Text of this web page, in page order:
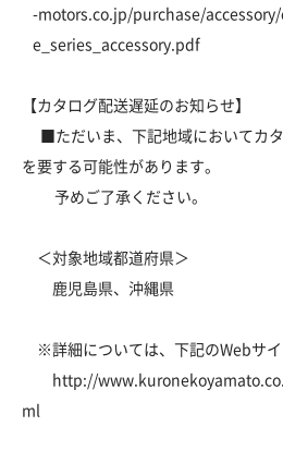
-motors.co.jp/purchase/
e_series_accessory.pdf
【カタログ配送遅延のお知らせ】
■ただいま、下記地域においてカ
を要する可能性があります。
予めご了承ください。
＜対象地域都道府県＞
鹿児島県、沖縄県
※詳細については、下記のWebサイ
http://
ml